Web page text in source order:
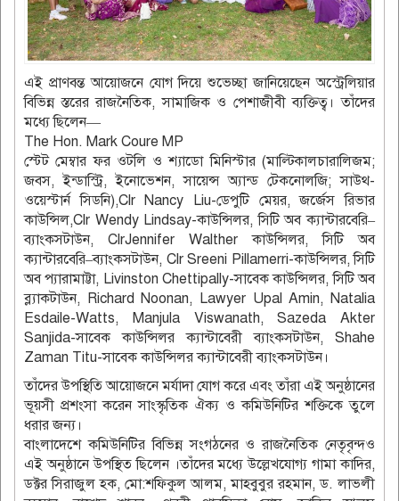
এই প্রাণবন্ত আয়োজনে যোগ দিয়ে শুভেচ্ছা জানিয়েছেন অস্ট্রেলিয়ার
বিভিন্ন স্তরের রাজনৈতিক, সামাজিক ও পেশাজীবী ব্যক্তিত্ব। তাঁদের
মধ্যে ছিলেন—
The Hon. Mark Coure MP
স্টেট মেম্বার ফর ওটলি ও শ্যাডো মিনিস্টার (মাল্টিকালচারালিজম;
জবস, ইন্ডাস্ট্রি, ইনোভেশন, সায়েন্স অ্যান্ড টেকনোলজি; সাউথ-
ওয়েস্টার্ন সিডনি),Clr Nancy Liu-ডেপুটি মেয়র, জর্জেস রিভার
কাউন্সিল,Clr Wendy Lindsay-কাউন্সিলর, সিটি অব ক্যান্টারবেরি–
ব্যাংকসটাউন, ClrJennifer Walther কাউন্সিলর, সিটি অব
ক্যান্টারবেরি–ব্যাংকসটাউন, Clr Sreeni Pillamerri-কাউন্সিলর, সিটি
অব প্যারামাট্টা, Livinston Chettipally-সাবেক কাউন্সিলর, সিটি অব
ব্ল্যাকটাউন, Richard Noonan, Lawyer Upal Amin, Natalia
Esdaile-Watts, Manjula Viswanath, Sazeda Akter
Sanjida-সাবেক কাউন্সিলর ক‍্যান্টাবেরী ব‍্যাংকসটাউন, Shahe
Zaman Titu-সাবেক কাউন্সিলর ক‍্যান্টাবেরী ব‍্যাংকসটাউন।
তাঁদের উপস্থিতি আয়োজনে মর্যাদা যোগ করে এবং তাঁরা এই অনুষ্ঠানের
ভূয়সী প্রশংসা করেন সাংস্কৃতিক ঐক্য ও কমিউনিটির শক্তিকে তুলে
ধরার জন্য।
বাংলাদেশে কমিউনিটির বিভিন্ন সংগঠনের ও রাজনৈতিক নেতৃবৃন্দও
এই অনুষ্ঠানে উপস্থিত ছিলেন ।তাঁদের মধ্যে উল্লেখযোগ্য গামা কাদির,
ডক্টর সিরাজুল হক, মো:শফিকুল আলম, মাহবুবুর রহমান, ড. লাভলী